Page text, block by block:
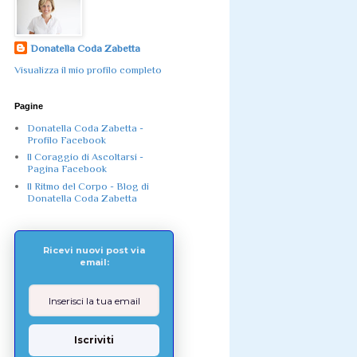
Donatella Coda Zabetta
Visualizza il mio profilo completo
Pagine
Donatella Coda Zabetta -
Profilo Facebook
Il Coraggio di Ascoltarsi -
Pagina Facebook
Il Ritmo del Corpo - Blog di
Donatella Coda Zabetta
Ricevi nuovi post via
email:
Iscriviti